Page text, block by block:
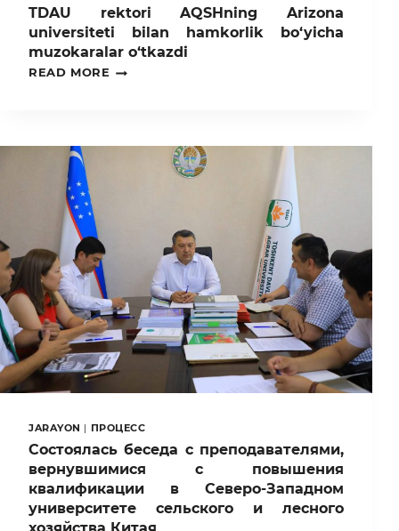
TDAU rektori AQSHning Arizona
universiteti bilan hamkorlik bo‘yicha
muzokaralar o‘tkazdi
READ MORE
TDAU
BILAN
HAMKORLIK
BO‘YICHA
MUZOKARALAR
O‘TKAZDI
JARAYON | ПРОЦЕСС
Состоялась беседа с преподавателями,
вернувшимися с повышения
квалификации в Северо-Западном
университете сельского и лесного